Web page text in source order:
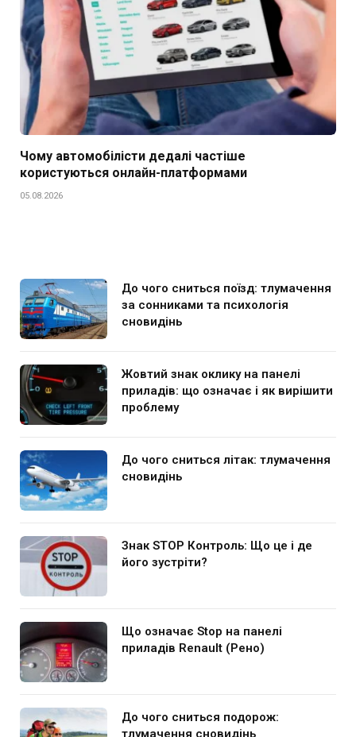
Чому автомобілісти дедалі частіше
користуються онлайн-платформами
05.08.2026
До чого сниться поїзд: тлумачення
за сонниками та психологія
сновидінь
Жовтий знак оклику на панелі
приладів: що означає і як вирішити
проблему
До чого сниться літак: тлумачення
сновидінь
Знак STOP Контроль: Що це і де
його зустріти?
Що означає Stop на панелі
приладів Renault (Рено)
До чого сниться подорож:
тлумачення сновидінь